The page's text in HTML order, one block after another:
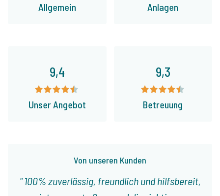
Allgemein Anlagen
Von unseren Kunden
100% zuverlässig, freundlich und hilfsbereit,
9,4
Unser Angebot
9,3
Betreuung